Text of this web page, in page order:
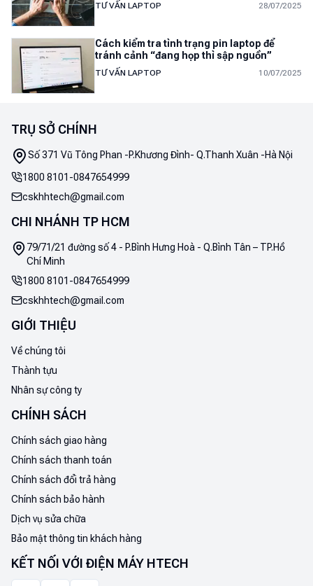
TƯ VẤN LAPTOP 28/07/2025
Cách kiểm tra tình trạng pin laptop để
tránh cảnh “đang họp thì sập nguồn”
TƯ VẤN LAPTOP 10/07/2025
TRỤ SỞ CHÍNH
Số 371 Vũ Tông Phan -P.Khương Đình- Q.Thanh Xuân -Hà Nội
1800 8101 -0847654999
cskhhtech@gmail.com
CHI NHÁNH TP HCM
79/71/21 đường số 4 - P.Bình Hưng Hoà - Q.Bình Tân – TP.Hồ
Chí Minh
1800 8101 -0847654999
cskhhtech@gmail.com
GIỚI THIỆU
Về chúng tôi
Thành tựu
Nhân sự công ty
CHÍNH SÁCH
Chính sách giao hàng
Chính sách thanh toán
Chính sách đổi trả hàng
Chính sách bảo hành
Dịch vụ sửa chữa
Bảo mật thông tin khách hàng
KẾT NỐI VỚI ĐIỆN MÁY HTECH